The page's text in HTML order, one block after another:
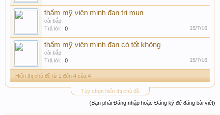
thẩm mỹ viện minh đan trị mụn
cải bắp
Trả lời:
0 15/7/16
thẩm mỹ viện minh đan có tốt không
cải bắp
Trả lời:
0 15/7/16
Hiển thị chủ đề từ 1 đến 4 của 4
Tùy chọn hiển thị chủ đề
(Bạn phải Đăng nhập hoặc Đăng ký để đăng bài viết)